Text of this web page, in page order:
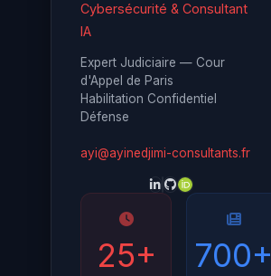
Cybersécurité & Consultant
IA
Expert Judiciaire — Cour
d'Appel de Paris
Habilitation Confidentiel
Défense
ayi@ayinedjimi-consultants.fr
25+ 700+